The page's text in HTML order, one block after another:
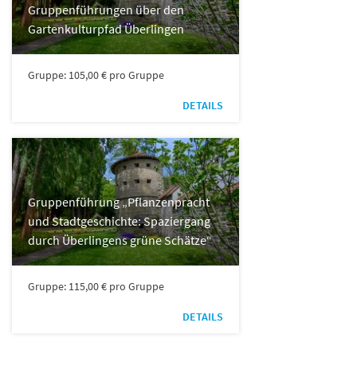
Gruppenführungen über den
Gartenkulturpfad Überlingen
Gruppe: 105,00 € pro Gruppe
DETAILS
Gruppenführung „Pflanzenpracht
und Stadtgeschichte: Spaziergang
durch Überlingens grüne Schätze“
Gruppe: 115,00 € pro Gruppe
DETAILS